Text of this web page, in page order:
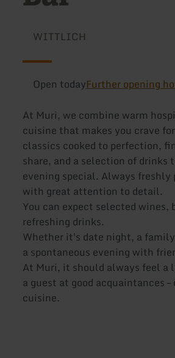
WITTLICH
Open todayFurther opening
At Muri, we combine warm
cuisine that makes you crave
classics cooked to perfection,
share, and a selection of drinks
evening special. Always freshly
with great attention to detail.
You can expect selected wines,
refreshing drinks.
Whether it's date night, a
a spontaneous evening with
At Muri, it should always feel
a guest at good acquaintances
cuisine.